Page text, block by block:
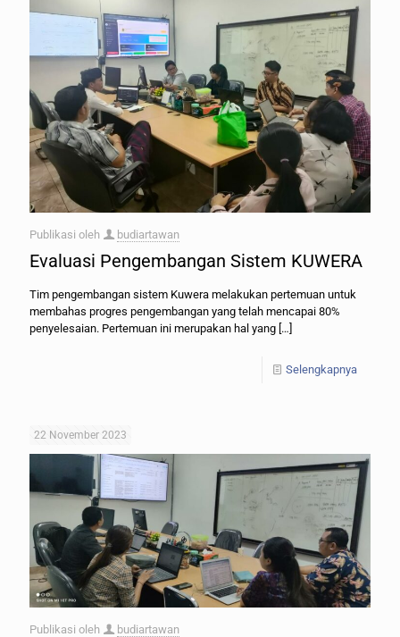
Publikasi oleh budiartawan
Evaluasi Pengembangan Sistem KUWERA
Tim pengembangan sistem Kuwera melakukan pertemuan untuk
membahas progres pengembangan yang telah mencapai 80%
penyelesaian. Pertemuan ini merupakan hal yang […]
Selengkapnya
22 November 2023
Publikasi oleh budiartawan